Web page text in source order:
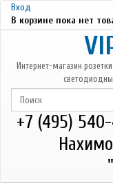
Перейти к основному
Вход
В корзине пока нет
Интернет-магазин
+7 (495)